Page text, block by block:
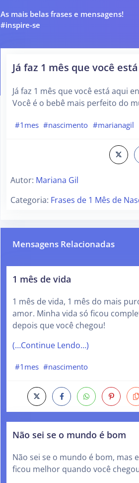
As mais belas frases e mensagens!
#inspire-se
Já faz 1 mês que você
Já faz 1 mês que você está aqui
Você é o bebê mais perfeito do
#1mes #nascimento #marianagil
Autor: Mariana Gil
Categoria: Frases de 1 Mês de
Mensagens Relacionadas
1 mês de vida
1 mês de vida, 1 mês do mais
amor. Minha vida só ficou
depois que você chegou!
(…Continue Lendo…)
#1mes #nascimento
Não sei se o mundo é bom
Não sei se o mundo é bom, mas
ficou melhor quando você